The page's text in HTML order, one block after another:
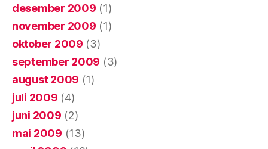
desember 2009 (1)
november 2009 (1)
oktober 2009 (3)
september 2009 (3)
august 2009 (1)
juli 2009 (4)
juni 2009 (2)
mai 2009 (13)